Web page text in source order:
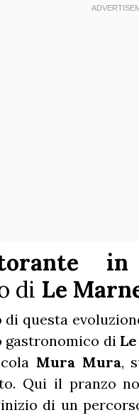
in
di Le
questa
gastronomico di
Mura Mura,
Qui il pranzo
di un